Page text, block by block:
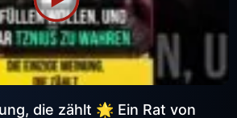
die zählt 🌟 Ein Rat von